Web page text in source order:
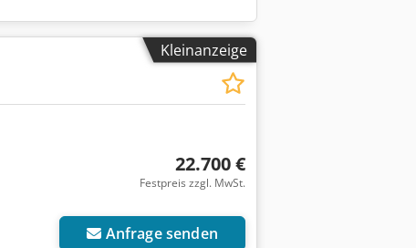
Kleinanzeige
22.700 €
Festpreis zzgl. MwSt.
Anfrage senden